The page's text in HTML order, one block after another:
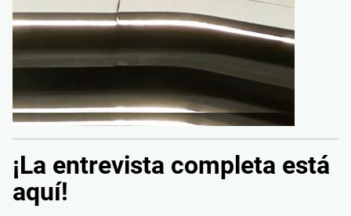
¡La entrevista completa está
aquí!